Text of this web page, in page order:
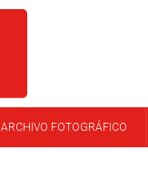
ARCHIVO FOTOGRÁFICO